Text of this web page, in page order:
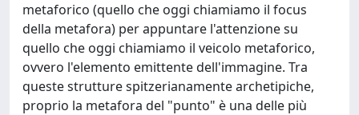
metaforico (quello che oggi chiamiamo il focus
della metafora) per appuntare l'attenzione su
quello che oggi chiamiamo il veicolo metaforico,
ovvero l'elemento emittente dell'immagine. Tra
queste strutture spitzerianamente archetipiche,
proprio la metafora del "punto" è una delle più